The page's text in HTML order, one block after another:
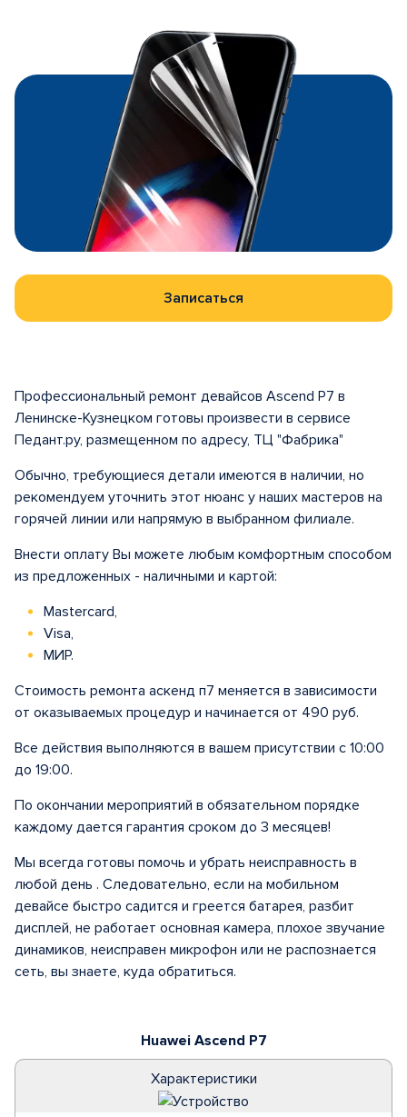
Записаться
Huawei Ascend P7
Характеристики
Профессиональный ремонт девайсов Ascend P7 в
Ленинске-Кузнецком готовы произвести в сервисе
Педант.ру, размещенном по адресу, ТЦ "Фабрика"
Обычно, требующиеся детали имеются в наличии, но
рекомендуем уточнить этот нюанс у наших мастеров на
горячей линии или напрямую в выбранном филиале.
Внести оплату Вы можете любым комфортным способом
из предложенных - наличными и картой:
Mastercard,
Visa,
МИР.
Стоимость ремонта аскенд п7 меняется в зависимости
от оказываемых процедур и начинается от 490 руб.
Все действия выполняются в вашем присутствии с 10:00
до 19:00.
По окончании мероприятий в обязательном порядке
каждому дается гарантия сроком до 3 месяцев!
Мы всегда готовы помочь и убрать неисправность в
любой день . Следовательно, если на мобильном
девайсе быстро садится и греется батарея, разбит
дисплей, не работает основная камера, плохое звучание
динамиков, неисправен микрофон или не распознается
сеть, вы знаете, куда обратиться.